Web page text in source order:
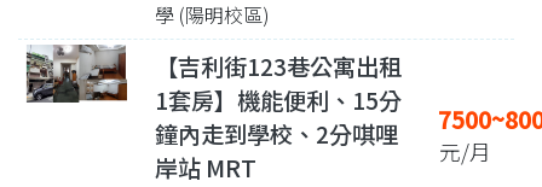
學 (陽明校區)
【吉利街123巷公寓出租
1套房】機能便利、15分
鐘內走到學校、2分唭哩
岸站 MRT
元/月